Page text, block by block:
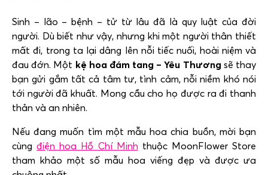
Sinh – lão – bệnh – tử từ lâu đã là quy luật của đời
người. Dù biết như vậy, nhưng khi một người thân thiết
mất đi, trong ta lại dâng lên nỗi tiếc nuối, hoài niệm và
đau đớn. Một kệ hoa đám tang – Yêu Thươngsẽ thay
bạn gửi gắm tất cả tâm tư, tình cảm, nỗi niềm khó nói
tới người đã khuất. Mong cầu cho họ được ra đi thanh
thản và an nhiên.
Nếu đang muốn tìm một mẫu hoa chia buồn, mời bạn
cùngđiện hoa Hồ Chí Minh thuộc MoonFlower Store
tham khảo một số mẫu hoa viếng đẹp và được ưa